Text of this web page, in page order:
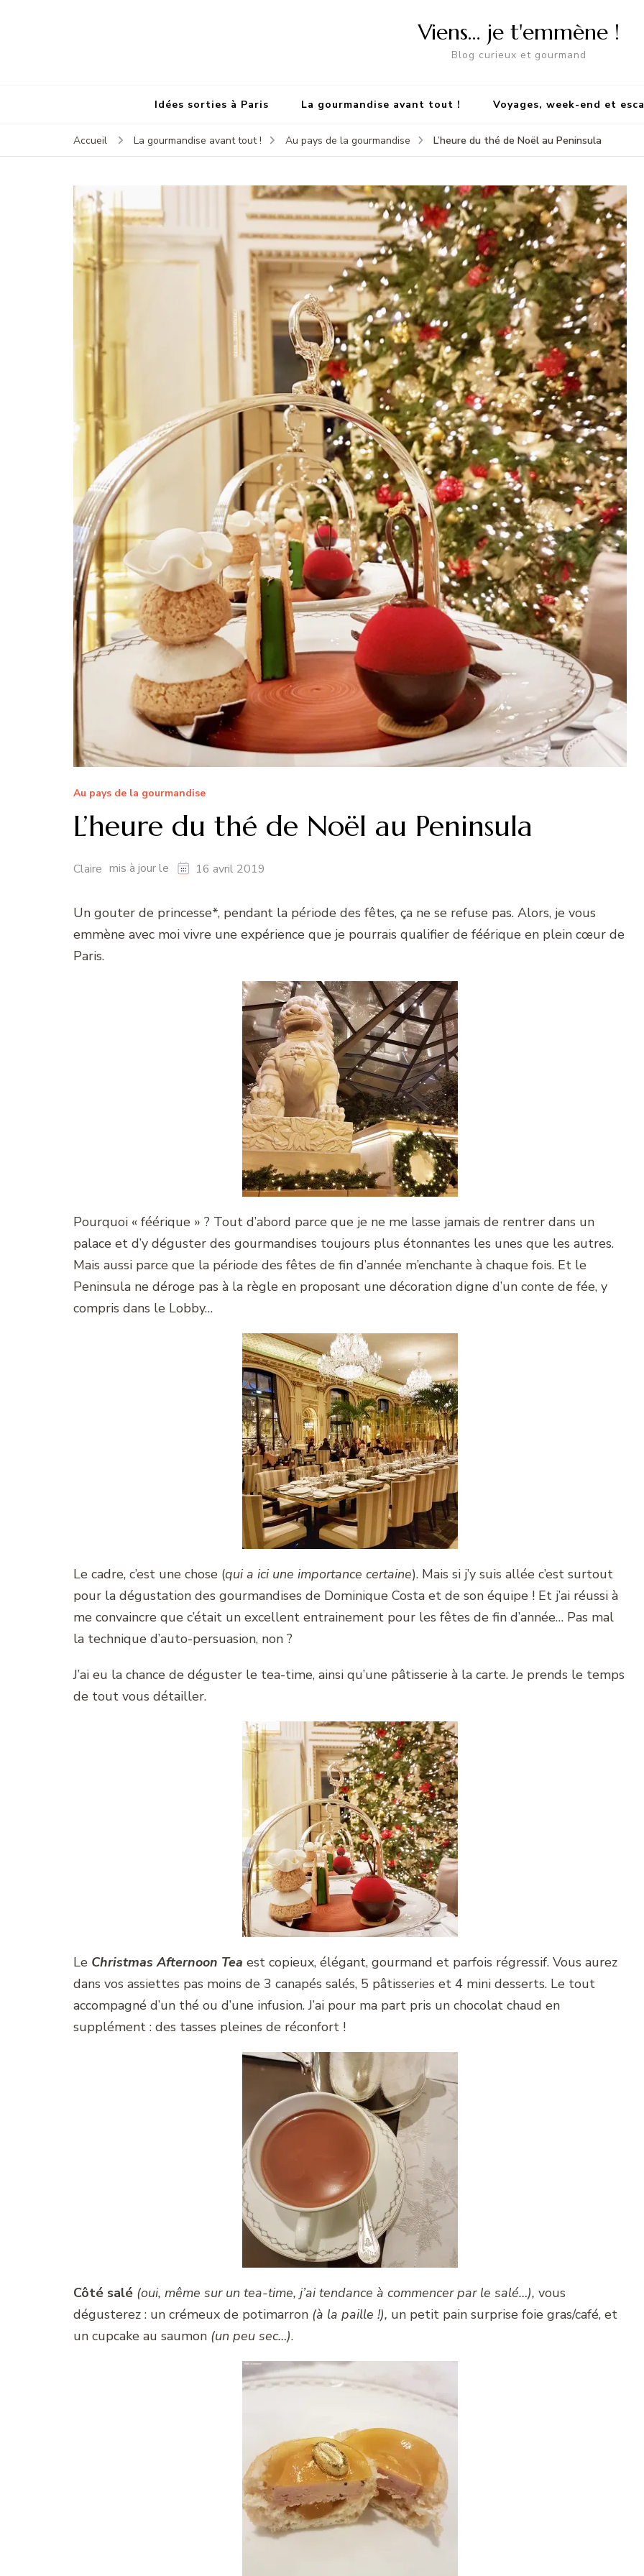
Viens… je t'emmène !
Blog curieux et gourmand
Idées sorties à Paris La gourmandise avant tout ! Voyages, week-end et
Accueil La gourmandise avant tout ! Au pays de la gourmandise L’heure du thé de Noël au Peninsula
Au pays de la gourmandise
L’heure du thé de Noël au Peninsula
Claire mis à jour le 16 avril 2019
Un gouter de princesse*, pendant la période des fêtes, ça ne se refuse pas. Alors, je vous
emmène avec moi vivre une expérience que je pourrais qualifier de féérique en plein cœur de
Paris.
Pourquoi « féérique » ? Tout d’abord parce que je ne me lasse jamais de rentrer dans un
palace et d’y déguster des gourmandises toujours plus étonnantes les unes que les autres.
Mais aussi parce que la période des fêtes de fin d’année m’enchante à chaque fois. Et le
Peninsula ne déroge pas à la règle en proposant une décoration digne d’un conte de fée, y
compris dans le Lobby…
Le cadre, c’est une chose (qui a ici une importance certaine). Mais si j’y suis allée c’est surtout
pour la dégustation des gourmandises de Dominique Costa et de son équipe ! Et j’ai réussi à
me convaincre que c’était un excellent entrainement pour les fêtes de fin d’année… Pas mal
la technique d’auto-persuasion, non ?
J’ai eu la chance de déguster le tea-time, ainsi qu’une pâtisserie à la carte. Je prends le temps
de tout vous détailler.
Le Christmas Afternoon Tea est copieux, élégant, gourmand et parfois régressif. Vous aurez
dans vos assiettes pas moins de 3 canapés salés, 5 pâtisseries et 4 mini desserts. Le tout
accompagné d’un thé ou d’une infusion. J’ai pour ma part pris un chocolat chaud en
supplément : des tasses pleines de réconfort !
Côté salé (oui, même sur un tea-time, j’ai tendance à commencer par le salé…), vous
dégusterez : un crémeux de potimarron (à la paille !), un petit pain surprise foie gras/café, et
un cupcake au saumon (un peu sec…).